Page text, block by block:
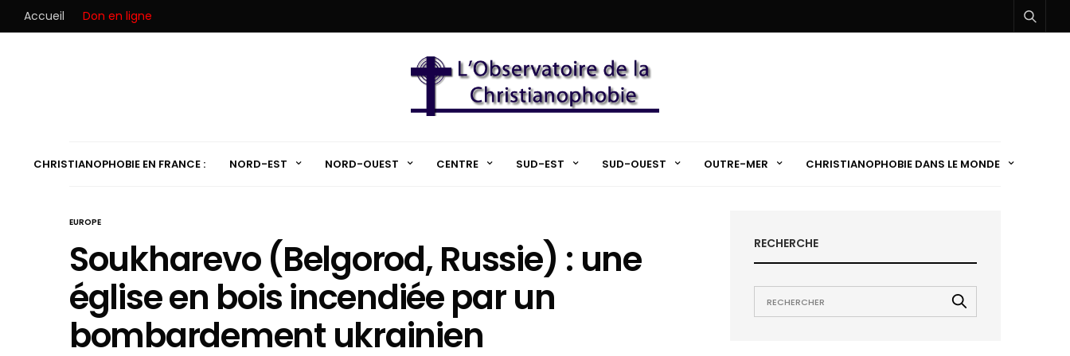
Accueil Don en ligne
CHRISTIANOPHOBIE EN FRANCE : NORD-EST NORD-OUEST CENTRE SUD-EST SUD-OUEST OUTRE-MER CHRISTIANOPHOBIE DANS LE MONDE
EUROPE
Soukharevo (Belgorod, Russie) : une
église en bois incendiée par un
bombardement ukrainien
RECHERCHE